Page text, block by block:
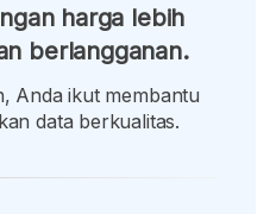
harga lebih
berlangganan.
Anda ikut membantu
data berkualitas.